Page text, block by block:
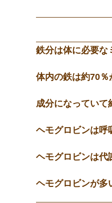
鉄分は体に必要な
体内の鉄は約70
成分になっていて
ヘモグロビンは呼
ヘモグロビンは代
ヘモグロビンが多